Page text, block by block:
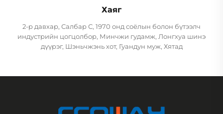
Хаяг
2-р давхар, Салбар С, 1970 онд соёлын болон бүтээлч
индустрийн цогцолбор, Минчжи гудамж, Лонгхуа шинэ
дүүрэг, Шэньчжэнь хот, Гуандун муж, Хятад